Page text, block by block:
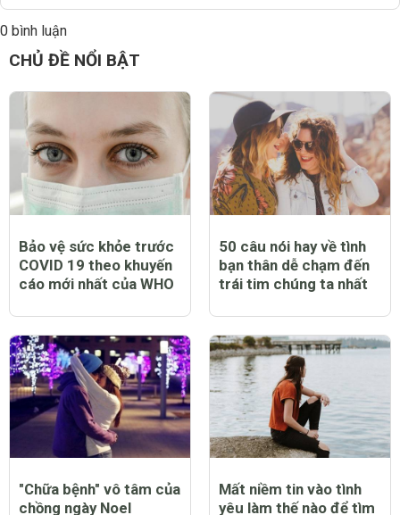
0 bình luận
CHỦ ĐỀ NỔI BẬT
COVID 19 theo khuyến
cáo mới nhất của WHO
bạn thân dễ chạm đến
trái tim chúng ta nhất